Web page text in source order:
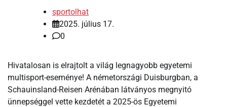
sportolhat
2025. július 17.
0
Hivatalosan is elrajtolt a világ legnagyobb egyetemi
multisport-eseménye! A németországi Duisburgban, a
Schauinsland-Reisen Arénában látványos megnyitó
ünnepséggel vette kezdetét a 2025-ös Egyetemi